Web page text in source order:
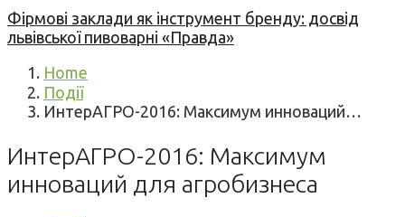
Фірмові заклади як інструмент бренду: досвід
львівської пивоварні «Правда»
Home
Події
ИнтерАГРО-2016: Максимум инноваций…
ИнтерАГРО-2016: Максимум
инноваций для агробизнеса